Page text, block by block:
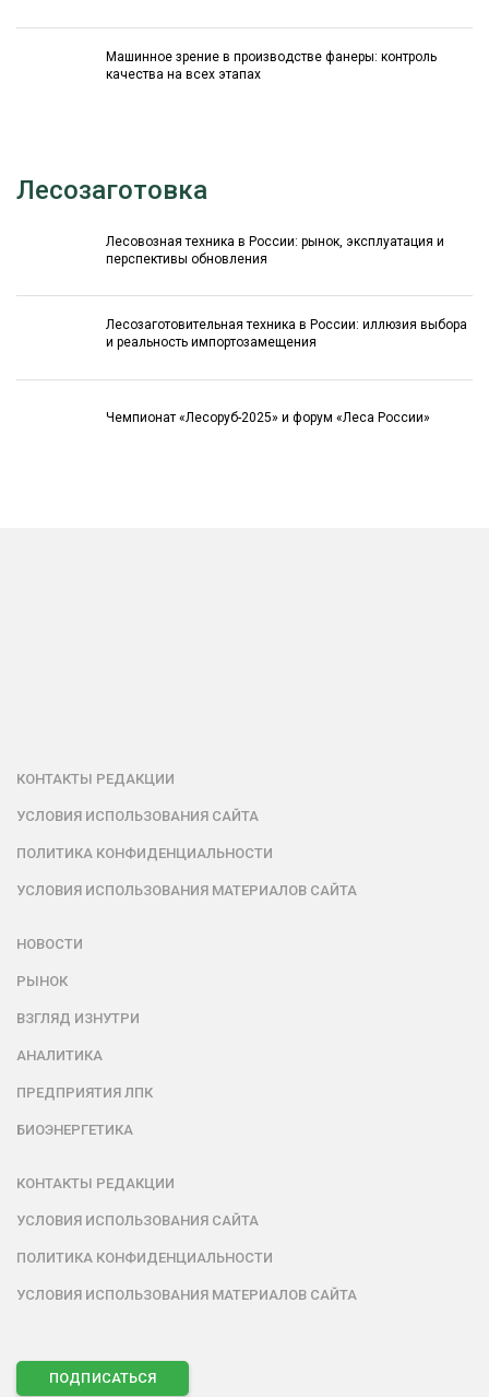
Машинное зрение в производстве фанеры: контроль
качества на всех этапах
Лесозаготовка
Лесовозная техника в России: рынок, эксплуатация и
перспективы обновления
Лесозаготовительная техника в России: иллюзия выбора
и реальность импортозамещения
Чемпионат «Лесоруб-2025» и форум «Леса России»
КОНТАКТЫ РЕДАКЦИИ
УСЛОВИЯ ИСПОЛЬЗОВАНИЯ САЙТА
ПОЛИТИКА КОНФИДЕНЦИАЛЬНОСТИ
УСЛОВИЯ ИСПОЛЬЗОВАНИЯ МАТЕРИАЛОВ САЙТА
НОВОСТИ
РЫНОК
ВЗГЛЯД ИЗНУТРИ
АНАЛИТИКА
ПРЕДПРИЯТИЯ ЛПК
БИОЭНЕРГЕТИКА
КОНТАКТЫ РЕДАКЦИИ
УСЛОВИЯ ИСПОЛЬЗОВАНИЯ САЙТА
ПОЛИТИКА КОНФИДЕНЦИАЛЬНОСТИ
УСЛОВИЯ ИСПОЛЬЗОВАНИЯ МАТЕРИАЛОВ САЙТА
ПОДПИСАТЬСЯ